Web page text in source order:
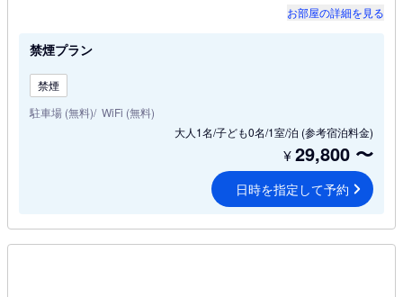
お部屋の詳細を見る
禁煙プラン
禁煙
駐車場 (無料) WiFi (無料)
大人1名/子ども0名/1室/泊 (参考宿泊料金)
¥29,800 〜
日時を指定して予約